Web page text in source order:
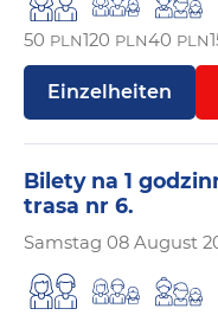
50 PLN120 PLN40 PLN
Einzelheiten
Bilety na 1
trasa nr 6.
Samstag 08 August